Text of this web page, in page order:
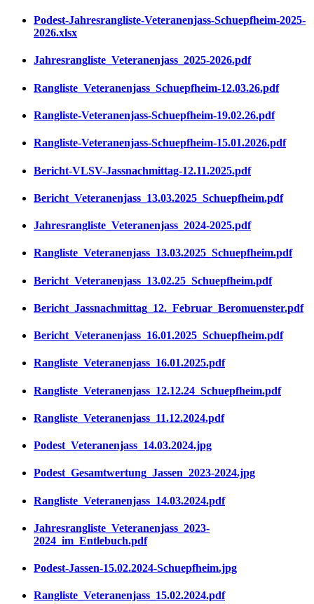
Podest-Jahresrangliste-Veteranenjass-Schuepfheim-2025-
2026.xlsx
Jahresrangliste_Veteranenjass_2025-2026.pdf
Rangliste_Veteranenjass_Schuepfheim-12.03.26.pdf
Rangliste-Veteranenjass-Schuepfheim-19.02.26.pdf
Rangliste-Veteranenjass-Schuepfheim-15.01.2026.pdf
Bericht-VLSV-Jassnachmittag-12.11.2025.pdf
Bericht_Veteranenjass_13.03.2025_Schuepfheim.pdf
Jahresrangliste_Veteranenjass_2024-2025.pdf
Rangliste_Veteranenjass_13.03.2025_Schuepfheim.pdf
Bericht_Veteranenjass_13.02.25_Schuepfheim.pdf
Bericht_Jassnachmittag_12._Februar_Beromuenster.pdf
Bericht_Veteranenjass_16.01.2025_Schuepfheim.pdf
Rangliste_Veteranenjass_16.01.2025.pdf
Rangliste_Veteranenjass_12.12.24_Schuepfheim.pdf
Rangliste_Veteranenjass_11.12.2024.pdf
Podest_Veteranenjass_14.03.2024.jpg
Podest_Gesamtwertung_Jassen_2023-2024.jpg
Rangliste_Veteranenjass_14.03.2024.pdf
Jahresrangliste_Veteranenjass_2023-
2024_im_Entlebuch.pdf
Podest-Jassen-15.02.2024-Schuepfheim.jpg
Rangliste_Veteranenjass_15.02.2024.pdf